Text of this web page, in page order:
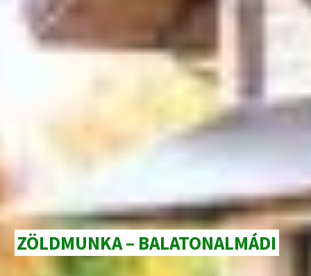
ZÖLDMUNKA – BALATONALMÁDI